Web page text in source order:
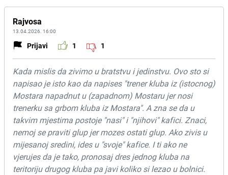
Rajvosa
13.04.2026. 16:00
Prijavi 1 1
Kada mislis da zivimo u bratstvu i jedinstvu. Ovo sto si
napisao je isto kao da napises "trener kluba iz (istocnog)
Mostara napadnut u (zapadnom) Mostaru jer nosi
trenerku sa grbom kluba iz Mostara". A zna se da u
takvim mjestima postoje "nasi" i "njihovi" kafici. Znaci,
nemoj se praviti glup jer mozes ostati glup. Ako zivis u
mijesanoj sredini, ides u "svoje" kafice. I ti ako ne
vjerujes da je tako, pronosaj dres jednog kluba na
teritoriju drugog kluba pa javi koliko si lezao u bolnici.